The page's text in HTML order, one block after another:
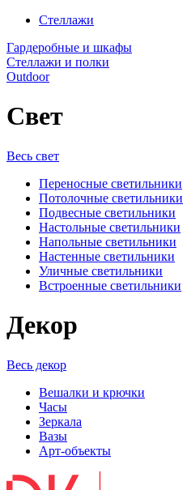
Стеллажи
Гардеробные и шкафы
Стеллажи и полки
Outdoor
Свет
Весь свет
Переносные светильники
Потолочные светильники
Подвесные светильники
Настольные светильники
Напольные светильники
Настенные светильники
Уличные светильники
Встроенные светильники
Декор
Весь декор
Вешалки и крючки
Часы
Зеркала
Вазы
Арт-объекты